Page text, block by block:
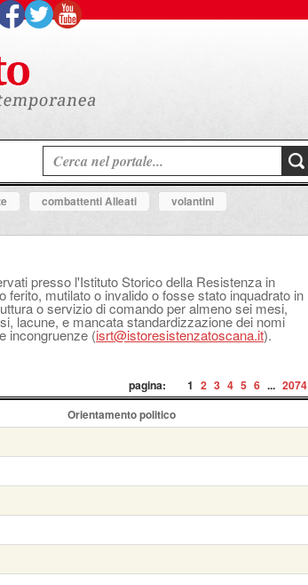
combattenti Alleati
volantini
presso l'Istituto Storico della Resistenza in
mutilato o invalido o fosse stato inquadrato in
o servizio di comando per almeno sei mesi,
lacune, e mancata standardizzazione dei nomi
incongruenze (isrt@istoresistenzatoscana.it).
pagina: 1 2 3 4 5 6 ... 2074
Orientamento politico